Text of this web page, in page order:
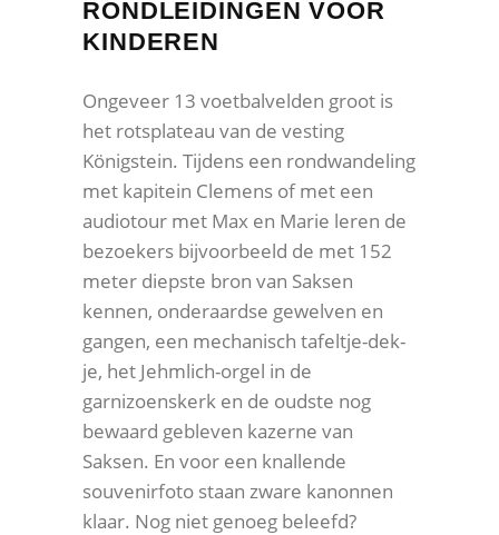
RONDLEIDINGEN VOOR
KINDEREN
Ongeveer 13 voetbalvelden groot is
het rotsplateau van de vesting
Königstein. Tijdens een rondwandeling
met kapitein Clemens of met een
audiotour met Max en Marie leren de
bezoekers bijvoorbeeld de met 152
meter diepste bron van Saksen
kennen, onderaardse gewelven en
gangen, een mechanisch tafeltje-dek-
je, het Jehmlich-orgel in de
garnizoenskerk en de oudste nog
bewaard gebleven kazerne van
Saksen. En voor een knallende
souvenirfoto staan zware kanonnen
klaar. Nog niet genoeg beleefd?